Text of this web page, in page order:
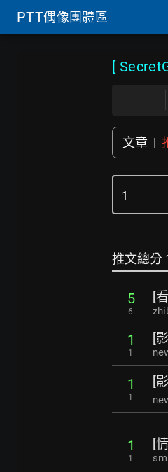
PTT偶像團體區
[
文章 |
推文總分
5
6
[
1
1
[
1
1
[
1
1
[